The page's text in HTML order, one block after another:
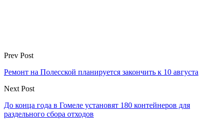
Prev Post
Ремонт на Полесской планируется закончить к 10 августа
Next Post
До конца года в Гомеле установят 180 контейнеров для
раздельного сбора отходов